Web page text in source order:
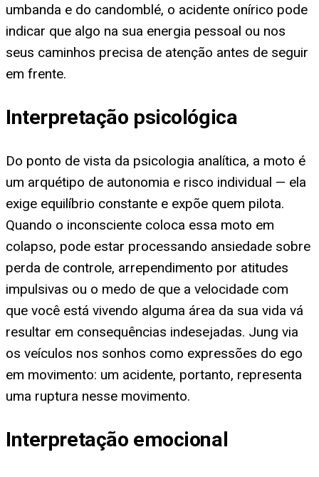
umbanda e do candomblé, o acidente onírico pode
indicar que algo na sua energia pessoal ou nos
seus caminhos precisa de atenção antes de seguir
em frente.
Interpretação psicológica
Do ponto de vista da psicologia analítica, a moto é
um arquétipo de autonomia e risco individual — ela
exige equilíbrio constante e expõe quem pilota.
Quando o inconsciente coloca essa moto em
colapso, pode estar processando ansiedade sobre
perda de controle, arrependimento por atitudes
impulsivas ou o medo de que a velocidade com
que você está vivendo alguma área da sua vida vá
resultar em consequências indesejadas. Jung via
os veículos nos sonhos como expressões do ego
em movimento: um acidente, portanto, representa
uma ruptura nesse movimento.
Interpretação emocional